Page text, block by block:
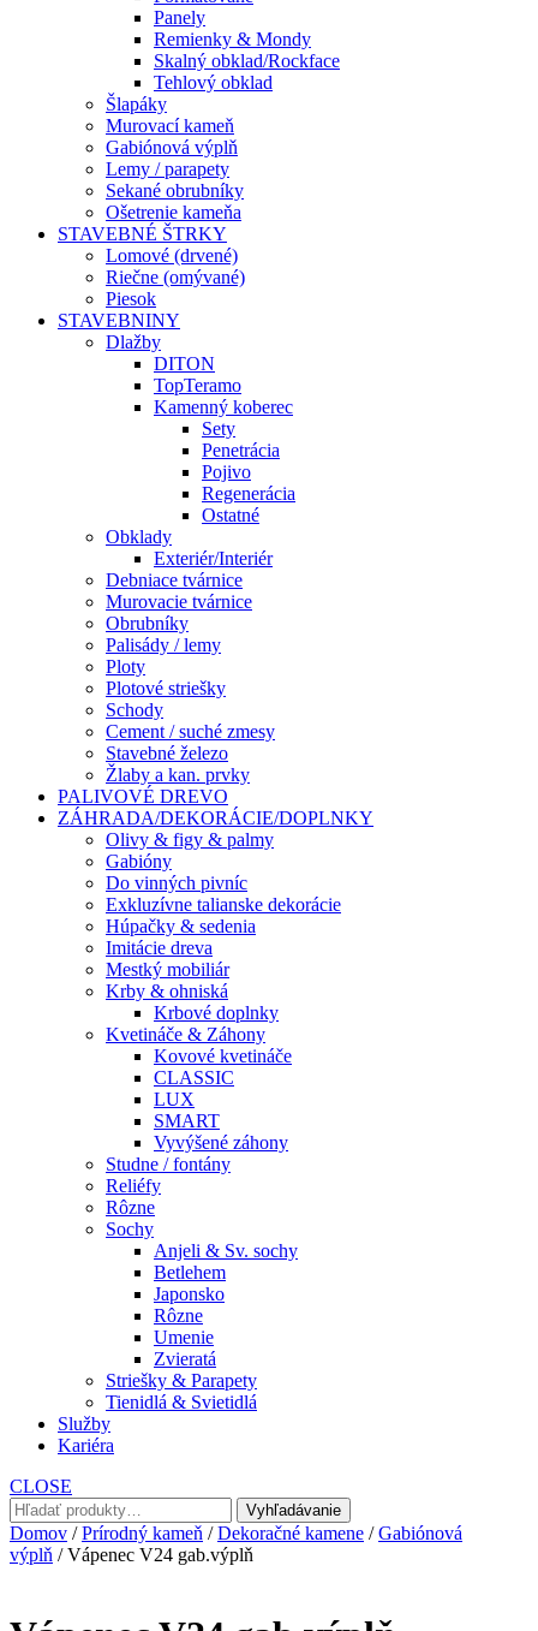
Panely
Remienky & Mondy
Skalný obklad/Rockface
Tehlový obklad
Šlapáky
Murovací kameň
Gabiónová výplň
Lemy / parapety
Sekané obrubníky
Ošetrenie kameňa
STAVEBNÉ ŠTRKY
Lomové (drvené)
Riečne (omývané)
Piesok
STAVEBNINY
Dlažby
DITON
TopTeramo
Kamenný koberec
Sety
Penetrácia
Pojivo
Regenerácia
Ostatné
Obklady
Exteriér/Interiér
Debniace tvárnice
Murovacie tvárnice
Obrubníky
Palisády / lemy
Ploty
Plotové striešky
Schody
Cement / suché zmesy
Stavebné železo
Žlaby a kan. prvky
PALIVOVÉ DREVO
ZÁHRADA/DEKORÁCIE/DOPLNKY
Olivy & figy & palmy
Gabióny
Do vinných pivníc
Exkluzívne talianske dekorácie
Húpačky & sedenia
Imitácie dreva
Mestký mobiliár
Krby & ohniská
Krbové doplnky
Kvetináče & Záhony
Kovové kvetináče
CLASSIC
LUX
SMART
Vyvýšené záhony
Studne / fontány
Reliéfy
Rôzne
Sochy
Anjeli & Sv. sochy
Betlehem
Japonsko
Rôzne
Umenie
Zvieratá
Striešky & Parapety
Tienidlá & Svietidlá
Služby
Kariéra
CLOSE
Hľadať:
Vyhľadávanie
Domov /Prírodný kameň /Dekoračné kamene /Gabiónová
výplň / Vápenec V24 gab.výplň